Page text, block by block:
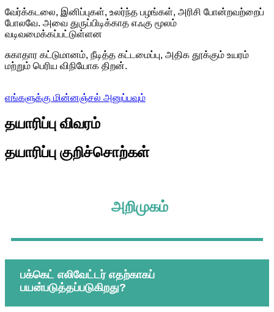
வேர்க்கடலை, இனிப்புகள், உலர்ந்த பழங்கள், அரிசி போன்றவற்றைப்
போலவே. அவை துருப்பிடிக்காத எஃகு மூலம்
வடிவமைக்கப்பட்டுள்ளன
சுகாதார கட்டுமானம், நீடித்த கட்டமைப்பு, அதிக தூக்கும் உயரம்
மற்றும் பெரிய விநியோக திறன்.
எங்களுக்கு மின்னஞ்சல் அனுப்பவும்
தயாரிப்பு விவரம்
தயாரிப்பு குறிச்சொற்கள்
அறிமுகம்
பக்கெட் எலிவேட்டர் எதற்காகப்
பயன்படுத்தப்படுகிறது?